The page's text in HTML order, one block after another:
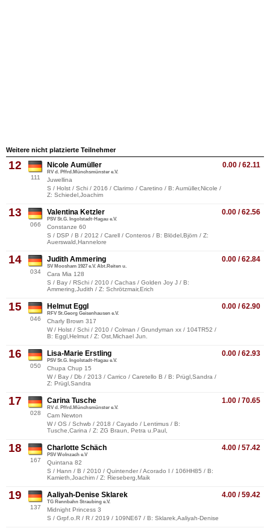
Weitere nicht platzierte Teilnehmer
12
111
0.00 / 62.11
Nicole Aumüller
RV d. Pffrd.Münchsmünster e.V.
Juwellina
S / Holst / Schi / 2016 / Clarimo / Caretino / B: Aumüller,Nicole /
Z: Schiedel,Joachim
13
066
0.00 / 62.56
Valentina Ketzler
PSV St.G. Ingolstadt-Hagau e.V.
Constanze 60
S / DSP / B / 2012 / Carell / Conteros / B: Blödel,Björn / Z:
Auerswald,Hannelore
14
034
0.00 / 62.84
Judith Ammering
SV Moosham 1927 e.V. Abt.Reiten u.
Cara Mia 128
S / Bay / RSchi / 2010 / Cachas / Golden Joy J / B:
Ammering,Judith / Z: Schrötzmair,Erich
15
046
0.00 / 62.90
Helmut Eggl
RFV St.Georg Geisenhausen e.V.
Charly Brown 317
W / Holst / Schi / 2010 / Colman / Grundyman xx / 104TR52 /
B: Eggl,Helmut / Z: Ost,Michael Jun.
16
050
0.00 / 62.93
Lisa-Marie Erstling
PSV St.G. Ingolstadt-Hagau e.V.
Chupa Chup 15
W / Bay / Db / 2013 / Carrico / Caretello B / B: Prügl,Sandra /
Z: Prügl,Sandra
17
028
1.00 / 70.65
Carina Tusche
RV d. Pffrd.Münchsmünster e.V.
Cam Newton
W / OS / Schwb / 2018 / Cayado / Lentimus / B:
Tusche,Carina / Z: ZG Braun, Petra u.Paul,
18
167
4.00 / 57.42
Charlotte Schäch
PSV Wolnzach e.V
Quintana 82
S / Hann / B / 2010 / Quintender / Acorado I / 106HH85 / B:
Kamieth,Joachim / Z: Rieseberg,Maik
19
137
4.00 / 59.42
Aaliyah-Denise Sklarek
TG Rennbahn Straubing e.V.
Midnight Princess 3
S / Grpf.o.R / R / 2019 / 109NE67 / B: Sklarek,Aaliyah-Denise